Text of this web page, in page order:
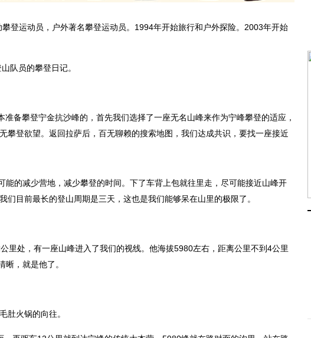
登运动员，户外著名攀登运动员。1994年开始旅行和户外探险。2003年开始
队员的攀登日记。
攀登宁金抗沙峰的，首先我们选择了一座无名山峰来作为宁峰攀登的适应，
攀登欲望。返回拉萨后，百无聊赖的搜索地图，我们达成共识，要找一座接近
的减少营地，减少攀登的时间。下了车背上包就往里走，尽可能接近山峰开
目前最长的登山周期是三天，这也是我们能够呆在山里的极限了。
处，有一座山峰进入了我们的视线。他海拔5980左右，距离公里不到4公里
，就是他了。
火锅的向往。